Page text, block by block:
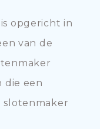
opgericht in
van de
die een
slotenmaker